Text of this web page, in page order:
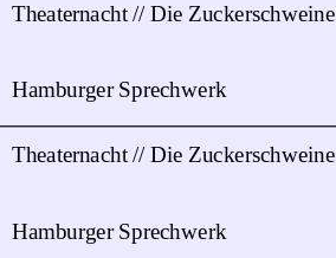
Hamburger Sprechwerk
Theaternacht // Die Zuckerschweine
Hamburger Sprechwerk
Theaternacht // Die Zuckerschweine